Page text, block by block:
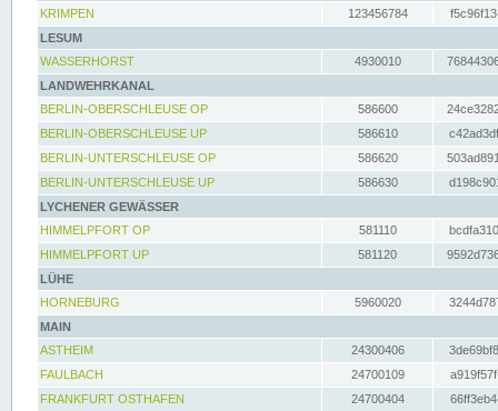
KRIMPEN
123456784
LESUM
WASSERHORST
4930010
LANDWEHRKANAL
BERLIN-OBERSCHLEUSE OP
586600
BERLIN-OBERSCHLEUSE UP
586610
BERLIN-UNTERSCHLEUSE OP
586620
BERLIN-UNTERSCHLEUSE UP
586630
LYCHENER GEWÄSSER
HIMMELPFORT OP
581110
HIMMELPFORT UP
581120
LÜHE
HORNEBURG
5960020
MAIN
ASTHEIM
24300406
FAULBACH
24700109
FRANKFURT OSTHAFEN
24700404